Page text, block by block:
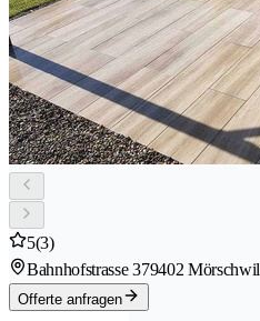
5(3)
Bahnhofstrasse 379402 Mörschwil
Offerte anfragen